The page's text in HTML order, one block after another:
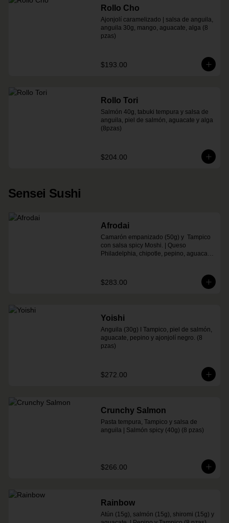
Rollo Cho
Ajonjolí caramelizado | salsa de anguila,
anguila 30g, mango, aguacate, alga (8
pzas)
$193.00
Rollo Tori
Salmón 40g, tabuki tempura y salsa de
anguila, piel de salmón, aguacate y alga
(8pzas)
$204.00
Sensei Sushi
Afrodai
Camarón empanizado (50g) y  Tampico
con salsa spicy Moshi. | Queso
Philadelphia, chipotle, pepino, aguacate
$283.00
Yoishi
Anguila (30g) I Tampico, piel de salmón,
aguacate, pepino y ajonjolí negro. (8
pzas)
$272.00
Crunchy Salmon
Pasta tempura, Tampico y salsa de
anguila | Salmón spicy (40g) (8 pzas)
$266.00
Rainbow
Atún (15g), salmón (15g), shiromi (15g) y